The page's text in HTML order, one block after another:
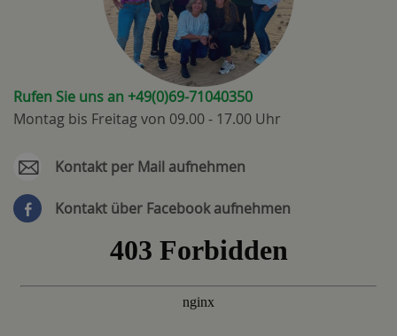
Rufen Sie uns an +49(0)69-71040350
Montag bis Freitag von 09.00 - 17.00 Uhr
Kontakt per Mail aufnehmen
Kontakt über Facebook aufnehmen